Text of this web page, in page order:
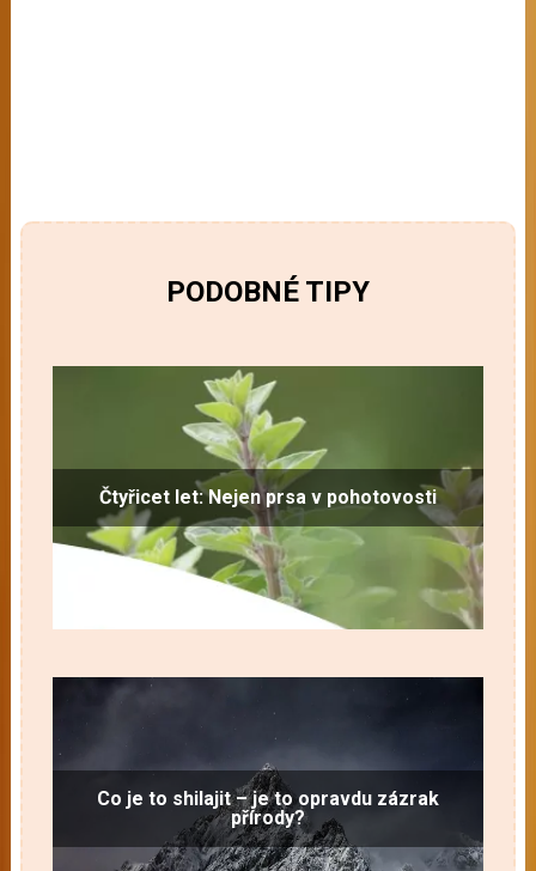
PODOBNÉ TIPY
Čtyřicet let: Nejen prsa v pohotovosti
Co je to shilajit – je to opravdu zázrak
přírody?